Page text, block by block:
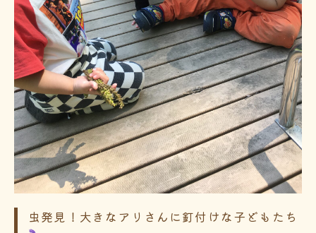
虫発見！大きなアリさんに釘付けな子どもたち